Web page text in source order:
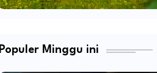
Populer Minggu ini